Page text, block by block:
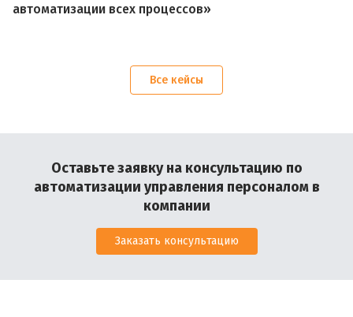
автоматизации всех процессов»
Все кейсы
Оставьте заявку на консультацию по
автоматизации управления персоналом в
компании
Заказать консультацию